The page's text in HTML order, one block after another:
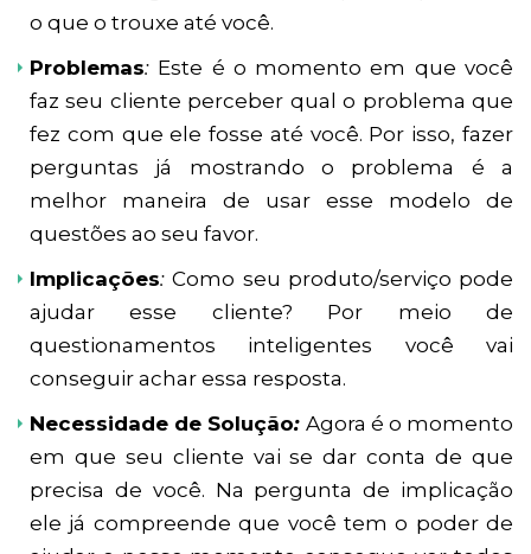
o que o trouxe até você.
Problemas: Este é o momento em que você
faz seu cliente perceber qual o problema que
fez com que ele fosse até você. Por isso, fazer
perguntas já mostrando o problema é a
melhor maneira de usar esse modelo de
questões ao seu favor.
Implicações:Como seu produto/serviço pode
ajudar esse cliente? Por meio de
questionamentos inteligentes você vai
conseguir achar essa resposta.
Necessidade de Solução: Agora é o momento
em que seu cliente vai se dar conta de que
precisa de você. Na pergunta de implicação
ele já compreende que você tem o poder de